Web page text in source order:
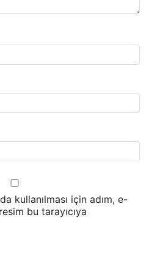
kullanılması için adım, e-
bu tarayıcıya